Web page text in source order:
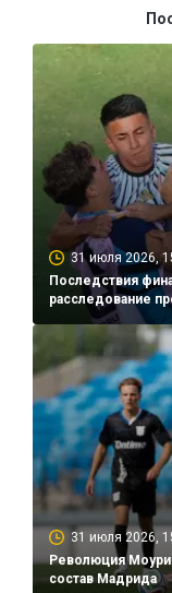
31 июля 2026,
Последствия
расследование
31 июля 2026,
Революция
состав Мадрида